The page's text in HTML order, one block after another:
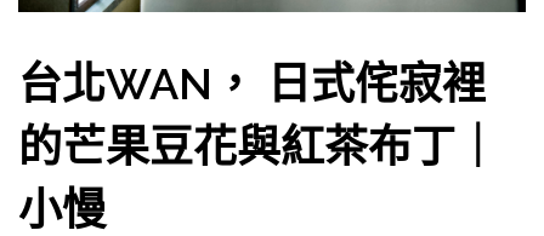
台北WAN， 日式侘寂裡
的芒果豆花與紅茶布丁｜
小慢